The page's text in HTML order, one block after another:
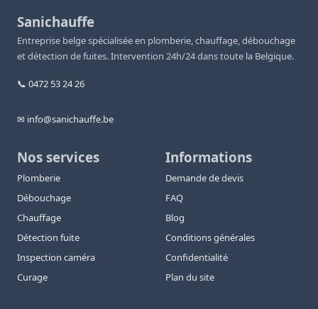
Sanichauffe
Entreprise belge spécialisée en plomberie, chauffage, débouchage
et détection de fuites. Intervention 24h/24 dans toute la Belgique.
📞 0472 53 24 26
✉ info@sanichauffe.be
Nos services
Plomberie
Débouchage
Chauffage
Détection fuite
Inspection caméra
Curage
Informations
Demande de devis
FAQ
Blog
Conditions générales
Confidentialité
Plan du site